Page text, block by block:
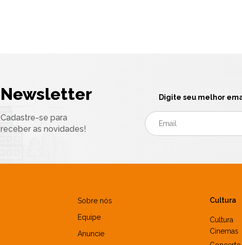
Newsletter
Cadastre-se para
receber as novidades!
Digite seu melhor
Sobre nós
Equipe
Anuncie
Cultura
Cultura
Cinemas